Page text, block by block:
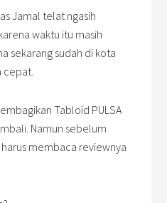
Jamal telat ngasih
waktu itu masih
sekarang sudah di kota
cepat.
Tabloid PULSA
Namun sebelum
membaca reviewnya